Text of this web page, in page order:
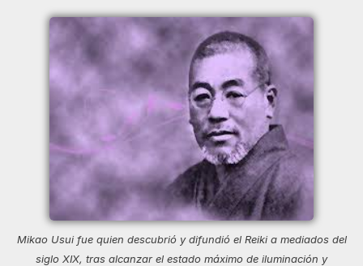
Mikao Usui fue quien descubrió y difundió el Reiki a mediados del
siglo XIX, tras alcanzar el estado máximo de iluminación y